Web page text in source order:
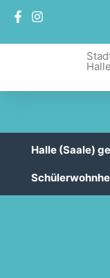
Halle (Saale)